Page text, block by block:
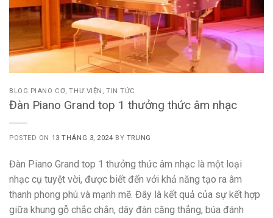
BLOG PIANO CƠ,THƯ VIỆN ,TIN TỨC
Đàn Piano Grand top 1 thưởng thức âm nhạc
POSTED ON 13 THÁNG 3, 2024 BY TRUNG
Đàn Piano Grand top 1 thưởng thức âm nhạc là một loại
nhạc cụ tuyệt vời, được biết đến với khả năng tạo ra âm
thanh phong phú và mạnh mẽ. Đây là kết quả của sự kết hợp
giữa khung gỗ chắc chắn, dây đàn căng thẳng, búa đánh